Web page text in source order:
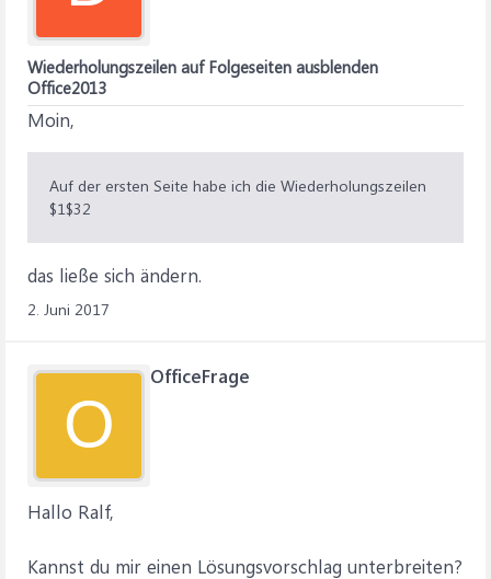
Wiederholungszeilen auf Folgeseiten ausblenden
Office2013
Moin,
Auf der ersten Seite habe ich die Wiederholungszeilen
$1$32
das ließe sich ändern.
2. Juni 2017
O
OfficeFrage
Hallo Ralf,
Kannst du mir einen Lösungsvorschlag unterbreiten?